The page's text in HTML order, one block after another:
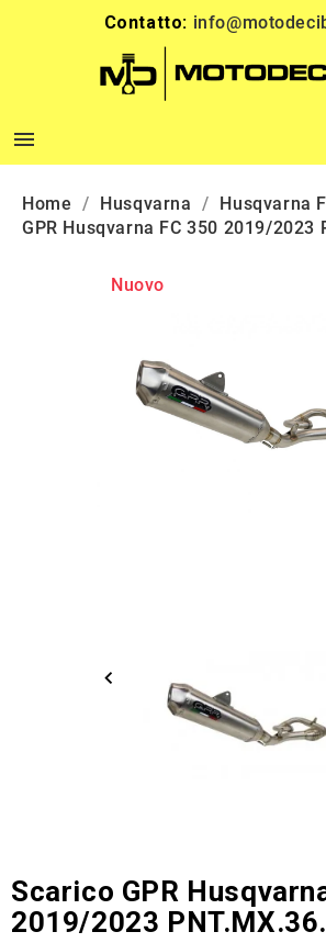
Contatto:

Home Husqvarna
Husqvarna
GPR Husqvarna FC 350 2019/2023
Nuovo
Scarico GPR
2019/2023